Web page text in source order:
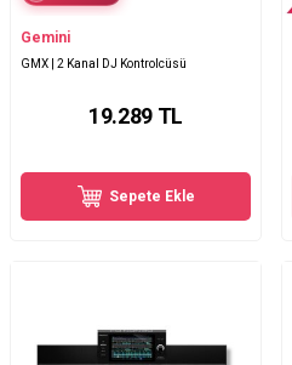
Gemini
GMX | 2 Kanal DJ Kontrolcüsü
19.289TL
Sepete Ekle